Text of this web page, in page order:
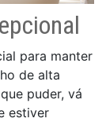
para manter
de alta
puder, vá
estiver